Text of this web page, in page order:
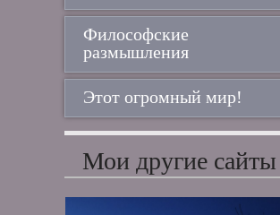
Философские
размышления
Этот огромный мир!
Мои другие сайты